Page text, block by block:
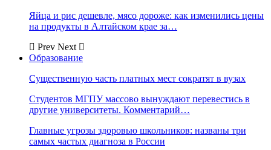
Яйца и рис дешевле, мясо дороже: как изменились цены
на продукты в Алтайском крае за…
Prev Next
Образование
Существенную часть платных мест сократят в вузах
Студентов МГПУ массово вынуждают перевестись в
другие университеты. Комментарий…
Главные угрозы здоровью школьников: названы три
самых частых диагноза в России